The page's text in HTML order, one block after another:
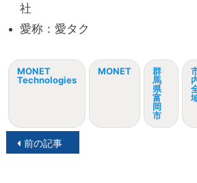
社
愛称：愛タク
MONET
Technologies
MONET
群
馬
県
富
岡
市
投前の記事